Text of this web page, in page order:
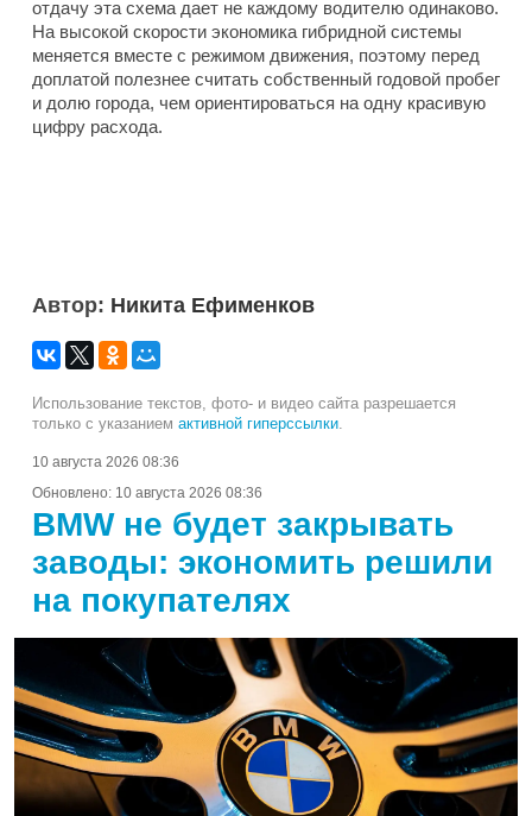
отдачу эта схема дает не каждому водителю одинаково.
На высокой скорости экономика гибридной системы
меняется вместе с режимом движения, поэтому перед
доплатой полезнее считать собственный годовой пробег
и долю города, чем ориентироваться на одну красивую
цифру расхода.
Автор: Никита Ефименков
Использование текстов, фото- и видео сайта разрешается
только с указанием активной гиперссылки.
10 августа 2026 08:36
Обновлено: 10 августа 2026 08:36
BMW не будет закрывать
заводы: экономить решили
на покупателях